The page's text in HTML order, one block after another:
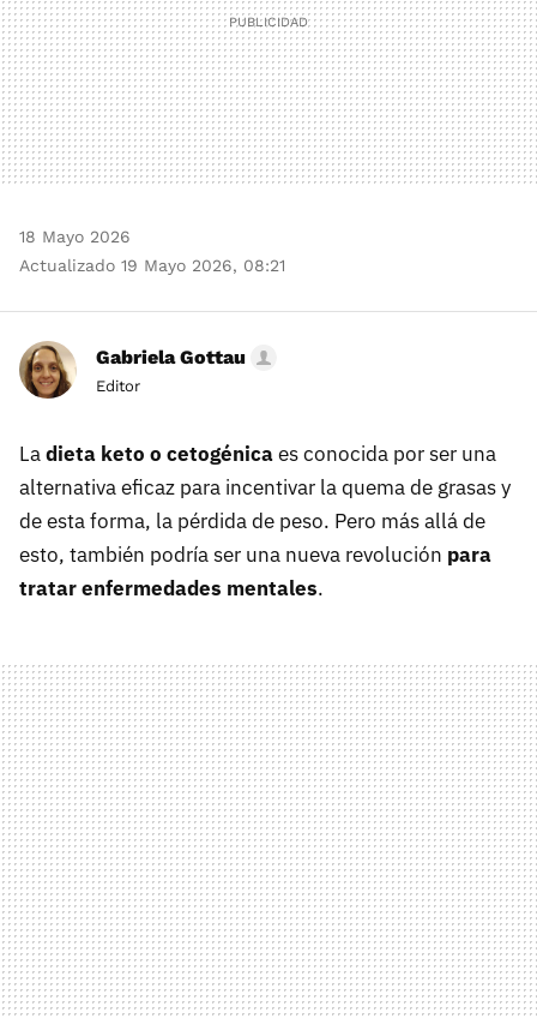
18 Mayo 2026
Actualizado 19 Mayo 2026, 08:21
Gabriela Gottau
Editor
Ladieta keto o cetogénicaes conocida por ser una
alternativa eficaz para incentivar la quema de grasas y
de esta forma, la pérdida de peso. Pero más allá de
esto, también podría ser una nueva revolución para
tratar enfermedades mentales.